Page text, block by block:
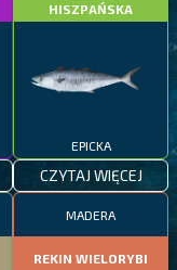
HISZPAŃSKA
EPICKA
CZYTAJ WIĘCEJ
MADERA
REKIN WIELORYBI